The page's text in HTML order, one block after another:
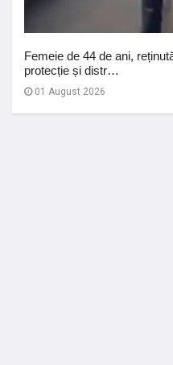
Femeie de 44 de ani,
protecție și distr…
01 August 2026